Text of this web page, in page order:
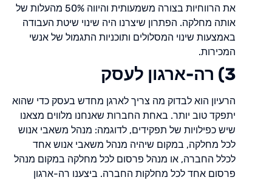
את הרווחיות בצורה משמעותית והיווה 50% מהעלות של
אותה מחלקה. הפתרון שיצרנו היה שינוי שיטת העבודה
באמצעות שינוי המסלולים ותוכניות התגמול של אנשי
המכירות.
3) רה-ארגון לעסק
הרעיון הוא לבדוק מה צריך לארגן מחדש בעסק כדי שהוא
יתפקד טוב יותר. באחת החברות שאנחנו מלווים מצאנו
שיש כפילויות של תפקידים, לדוגמה: מנהל משאבי אנוש
לכל מחלקה, במקום שיהיה מנהל משאבי אנוש אחד
לכלל החברה, או מנהל פרסום לכל מחלקה במקום מנהל
פרסום אחד לכל מחלקות החברה. ביצענו רה-ארגון